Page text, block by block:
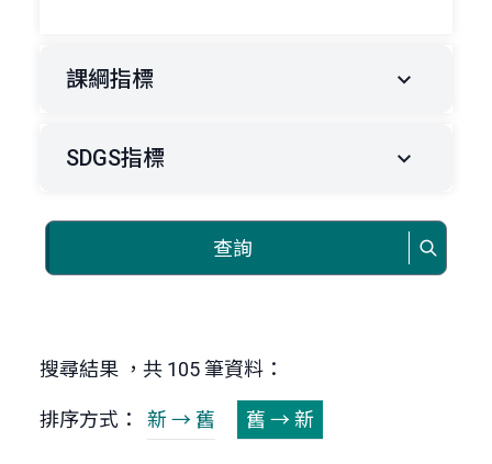
課綱指標
SDGS指標
查詢
搜尋結果 ，共 105 筆資料：
排序方式： 新 → 舊 舊 → 新